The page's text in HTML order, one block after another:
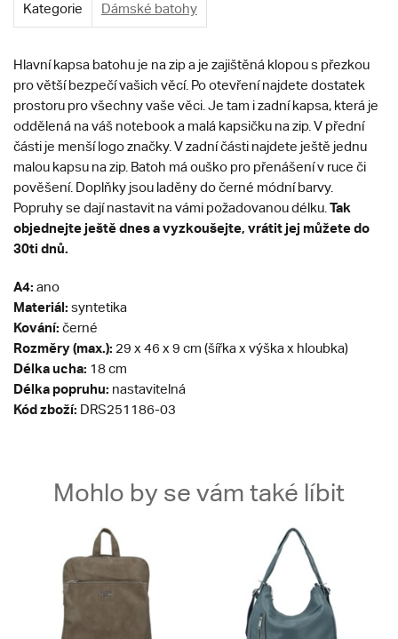
Kategorie Dámské batohy
Hlavní kapsa batohu je na zip a je zajištěná klopou s přezkou
pro větší bezpečí vašich věcí. Po otevření najdete dostatek
prostoru pro všechny vaše věci. Je tam i zadní kapsa, která je
oddělená na váš notebook a malá kapsičku na zip. V přední
části je menší logo značky. V zadní části najdete ještě jednu
malou kapsu na zip. Batoh má ouško pro přenášení v ruce či
pověšení. Doplňky jsou laděny do černé módní barvy.
Popruhy se dají nastavit na vámi požadovanou délku. Tak
objednejte ještě dnes a vyzkoušejte, vrátit jej můžete do
30ti dnů.
A4: ano
Materiál: syntetika
Kování: černé
Rozměry (max.): 29 x 46 x 9 cm (šířka x výška x hloubka)
Délka ucha: 18 cm
Délka popruhu: nastavitelná
Kód zboží: DRS251186-03
Mohlo by se vám také líbit